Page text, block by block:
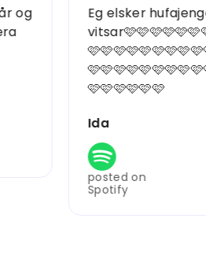
Eg elsker hufajengen
🩷🩷🩷🩷🩷🩷
posted on
Spotify